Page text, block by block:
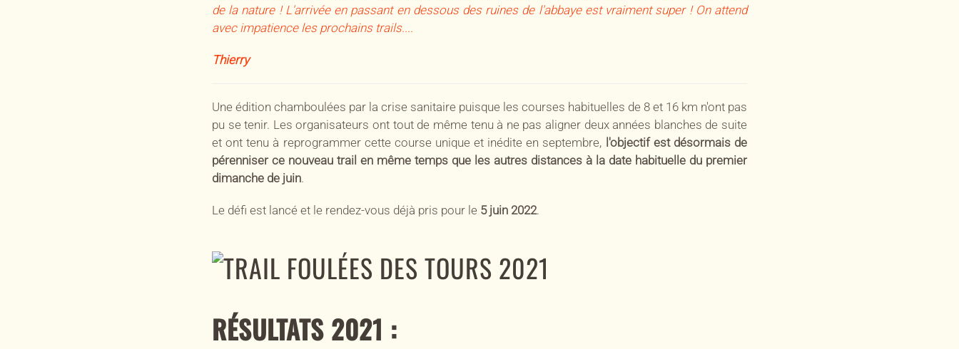
de la nature ! L'arrivée en passant en dessous des ruines de l'abbaye est vraiment super ! On attend
avec impatience les prochains trails....
Thierry
Une édition chamboulées par la crise sanitaire puisque les courses habituelles de 8 et 16 km n'ont pas
pu se tenir. Les organisateurs ont tout de même tenu à ne pas aligner deux années blanches de suite
et ont tenu à reprogrammer cette course unique et inédite en septembre, l'objectif est désormais de
pérenniser ce nouveau trail en même temps que les autres distances à la date habituelle du premier
dimanche de juin.
Le défi est lancé et le rendez-vous déjà pris pour le 5 juin 2022.
RÉSULTATS 2021 :